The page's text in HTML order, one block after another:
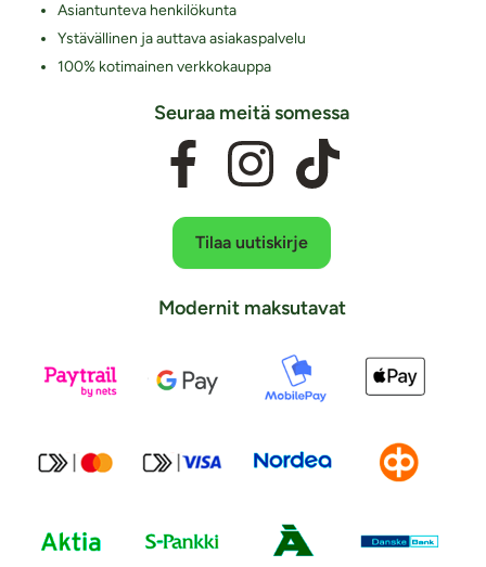
Asiantunteva henkilökunta
Ystävällinen ja auttava asiakaspalvelu
100% kotimainen verkkokauppa
Seuraa meitä somessa
Tilaa uutiskirje
Modernit maksutavat